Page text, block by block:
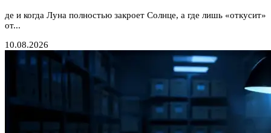
де и когда Луна полностью закроет Солнце, а где лишь «откусит»
от...
10.08.2026